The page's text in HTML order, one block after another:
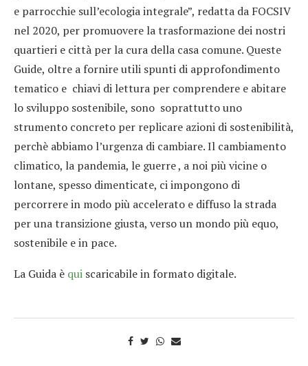
e parrocchie sull’ecologia integrale”, redatta da FOCSIV
nel 2020, per promuovere la trasformazione dei nostri
quartieri e città per la cura della casa comune. Queste
Guide, oltre a fornire utili spunti di approfondimento
tematico e chiavi di lettura per comprendere e abitare
lo sviluppo sostenibile, sono soprattutto uno
strumento concreto per replicare azioni di sostenibilità,
perchè abbiamo l’urgenza di cambiare. Il cambiamento
climatico, la pandemia, le guerre , a noi più vicine o
lontane, spesso dimenticate, ci impongono di
percorrere in modo più accelerato e diffuso la strada
per una transizione giusta, verso un mondo più equo,
sostenibile e in pace.
La Guida è qui scaricabile in formato digitale.